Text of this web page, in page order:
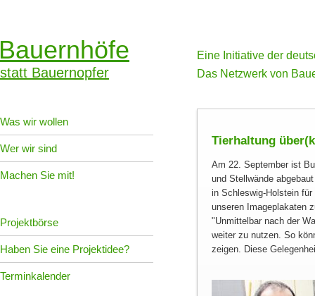
statt Bauernopfer
Eine Initiative der
Das Netzwerk von
Was wir wollen
Wer wir sind
Machen Sie mit!
Projektbörse
Haben Sie eine Projektidee?
Terminkalender
Tierhaltung
Am 22. September ist
und Stellwände
in Schleswig-Holstein
unseren Imageplakaten
Unmittelbar nach der
weiter zu nutzen. So
zeigen. Diese